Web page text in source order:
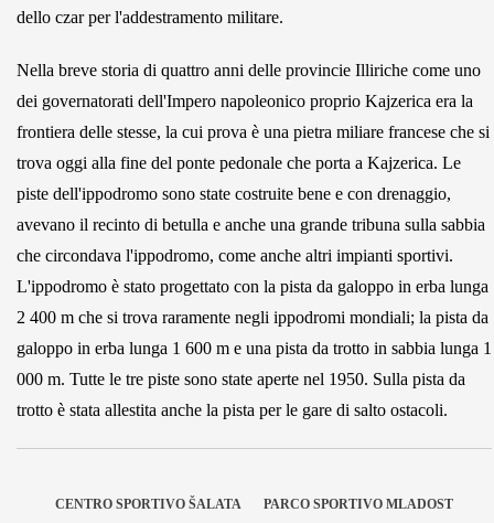
dello czar per l'addestramento militare.
Nella breve storia di quattro anni delle provincie Illiriche come uno
dei governatorati dell'Impero napoleonico proprio Kajzerica era la
frontiera delle stesse, la cui prova è una pietra miliare francese che si
trova oggi alla fine del ponte pedonale che porta a Kajzerica. Le
piste dell'ippodromo sono state costruite bene e con drenaggio,
avevano il recinto di betulla e anche una grande tribuna sulla sabbia
che circondava l'ippodromo, come anche altri impianti sportivi.
L'ippodromo è stato progettato con la pista da galoppo in erba lunga
2 400 m che si trova raramente negli ippodromi mondiali; la pista da
galoppo in erba lunga 1 600 m e una pista da trotto in sabbia lunga 1
000 m. Tutte le tre piste sono state aperte nel 1950. Sulla pista da
trotto è stata allestita anche la pista per le gare di salto ostacoli.
CENTRO SPORTIVO ŠALATA PARCO SPORTIVO MLADOST